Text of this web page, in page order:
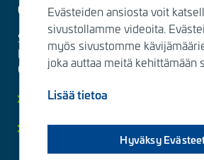
Ota yhteyttä
Sitowise Group Oyj
Linnoitustie 6 D
02600 Espoo, Finland
Lisää yhteystietoja
Yksityisyydensuoja ja
Evästeiden ansiosta voit
sivustollamme videoita.
myös sivustomme
joka auttaa meitä kehittämään
Lisää tietoa
Hyväksy